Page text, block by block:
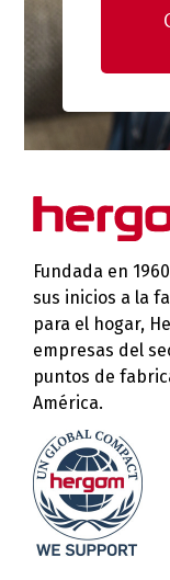
Fundada en
sus inicios a la
para el hogar,
empresas del
puntos de
América.